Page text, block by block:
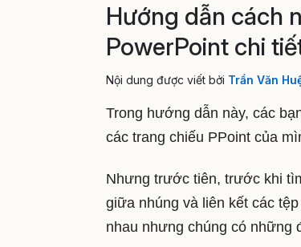
Hướng dẫn cách
PowerPoint chi
Nội dung được viết bởi Trần Văn
Trong hướng dẫn này, các
các trang chiếu PPoint của
Nhưng trước tiên, trước khi
giữa nhúng và liên kết các
nhau nhưng chúng có những